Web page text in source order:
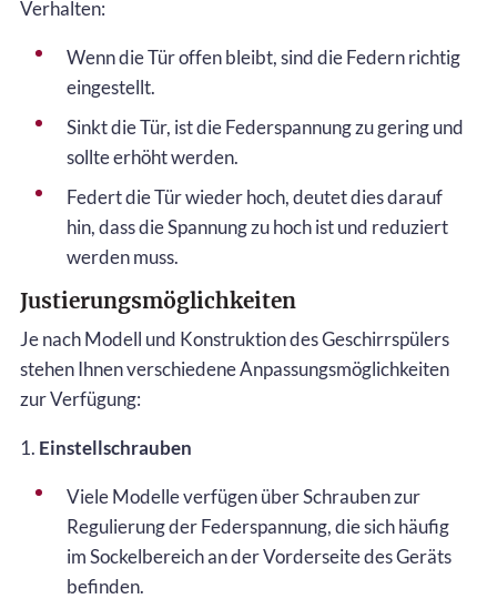
Verhalten:
Wenn die Tür offen bleibt, sind die Federn richtig
eingestellt.
Sinkt die Tür, ist die Federspannung zu gering und
sollte erhöht werden.
Federt die Tür wieder hoch, deutet dies darauf
hin, dass die Spannung zu hoch ist und reduziert
werden muss.
Justierungsmöglichkeiten
Je nach Modell und Konstruktion des Geschirrspülers
stehen Ihnen verschiedene Anpassungsmöglichkeiten
zur Verfügung:
1. Einstellschrauben
Viele Modelle verfügen über Schrauben zur
Regulierung der Federspannung, die sich häufig
im Sockelbereich an der Vorderseite des Geräts
befinden.